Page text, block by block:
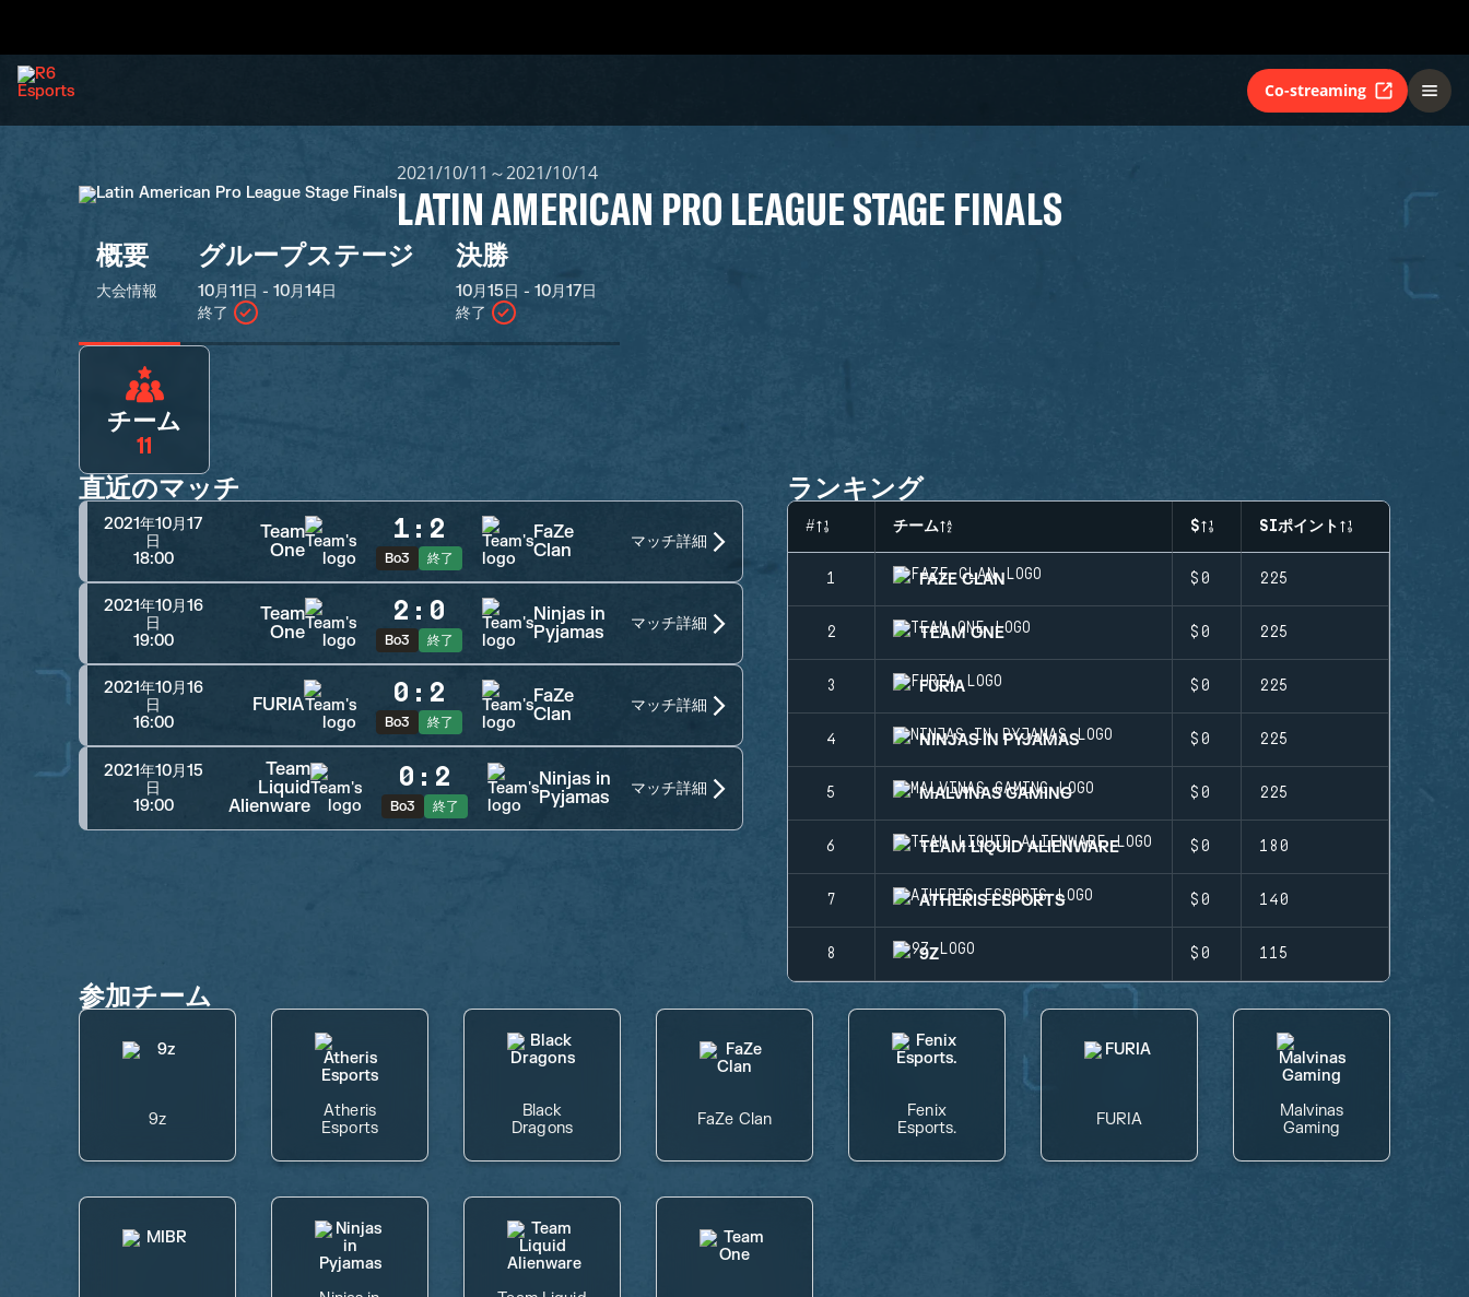
Co-streaming
2021/10/11～2021/10/14
LATIN AMERICAN PRO LEAGUE STAGE FINALS
概要
大会情報
グループステージ
10月11日 - 10月14日
終了
決勝
10月15日 - 10月17日
終了
チーム
11
直近のマッチ
2021年10月17
日
18:00
Team
One
1 : 2
Bo3 終了
FaZe
Clan
マッチ詳細
2021年10月16
日
19:00
Team
One
2 : 0
Bo3 終了
Ninjas in
Pyjamas
マッチ詳細
2021年10月16
日
16:00
FURIA 0 : 2
Bo3 終了
FaZe
Clan
マッチ詳細
2021年10月15
日
19:00
Team
Liquid
Alienware
0 : 2
Bo3 終了
Ninjas in
Pyjamas
マッチ詳細
ランキング
# チーム $ SIポイント
1 FAZE CLAN $0 225
2 TEAM ONE $0 225
3 FURIA $0 225
4 NINJAS IN PYJAMAS $0 225
5 MALVINAS GAMING $0 225
6 TEAM LIQUID ALIENWARE $0 180
7 ATHERIS ESPORTS $0 140
8 9Z $0 115
参加チーム
9z
Atheris
Esports
Black
Dragons
FaZe Clan
Fenix
Esports.
FURIA
Malvinas
Gaming